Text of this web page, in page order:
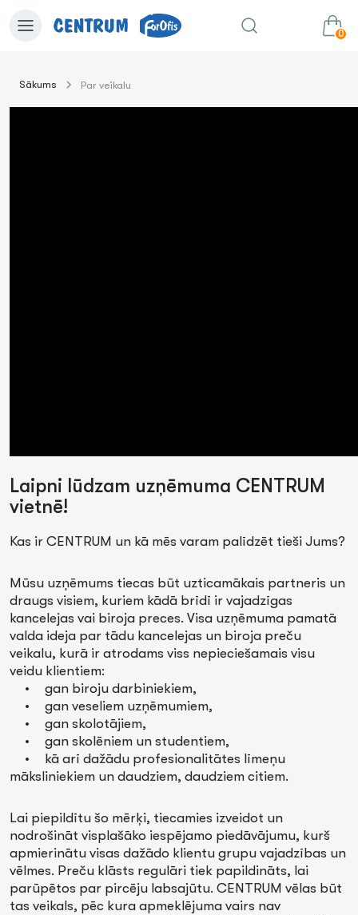
0
Sākums Par veikalu
Laipni lūdzam uzņēmuma CENTRUM
vietnē!
Kas ir CENTRUM un kā mēs varam palīdzēt tieši Jums?
Mūsu uzņēmums tiecas būt uzticamākais partneris un
draugs visiem, kuriem kādā brīdī ir vajadzīgas
kancelejas vai biroja preces. Visa uzņēmuma pamatā
valda ideja par tādu kancelejas un biroja preču
veikalu, kurā ir atrodams viss nepieciešamais visu
veidu klientiem:
• gan biroju darbiniekiem,
• gan veseliem uzņēmumiem,
• gan skolotājiem,
• gan skolēniem un studentiem,
• kā arī dažādu profesionalitātes līmeņu
māksliniekiem un daudziem, daudziem citiem.
Lai piepildītu šo mērķi, tiecamies izveidot un
nodrošināt visplašāko iespējamo piedāvājumu, kurš
apmierinātu visas dažādo klientu grupu vajadzības un
vēlmes. Preču klāsts regulāri tiek papildināts, lai
parūpētos par pircēju labsajūtu. CENTRUM vēlas būt
tas veikals, pēc kura apmeklējuma vairs nav